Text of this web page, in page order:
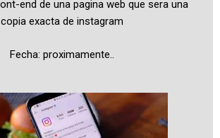
end de una pagina web que sera una
copia exacta de instagram
Fecha: proximamente..